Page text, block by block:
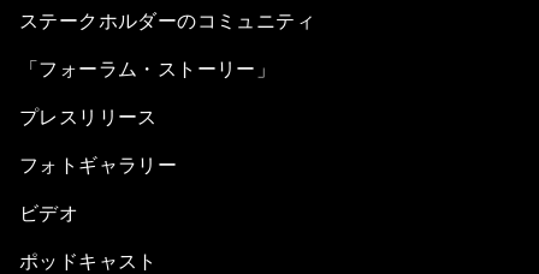
ステークホルダーのコミュニティ
「フォーラム・ストーリー」
プレスリリース
フォトギャラリー
ビデオ
ポッドキャスト